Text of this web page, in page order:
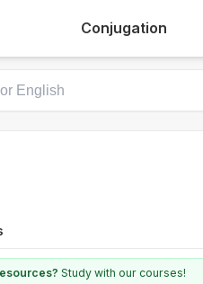
Conjugation
Study with our courses!